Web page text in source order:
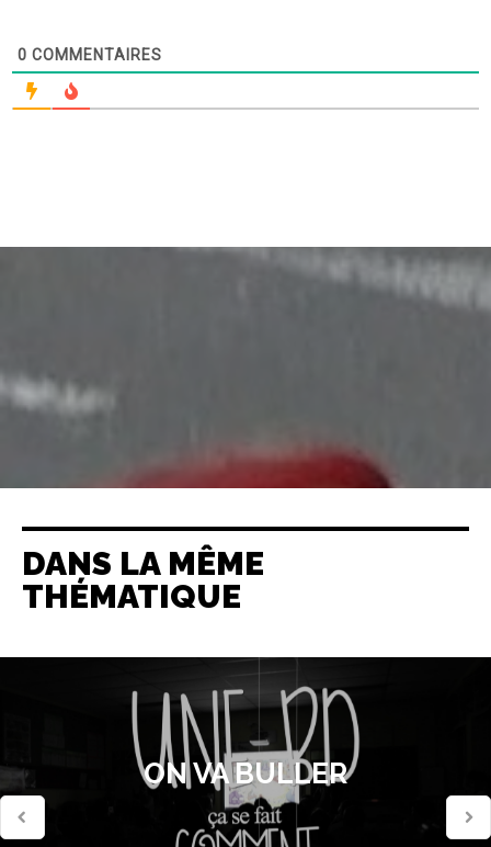
0 COMMENTAIRES
DANS LA MÊME
THÉMATIQUE
ON VA BULLER